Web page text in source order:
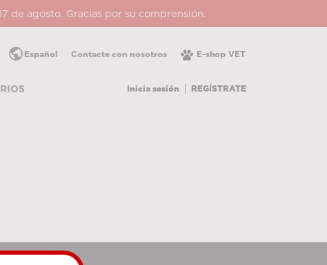
de agosto. Gracias por su comprensión.
E-shop VET
Contacte con nosotros
public Español
Inicia sesión REGÍSTRATE